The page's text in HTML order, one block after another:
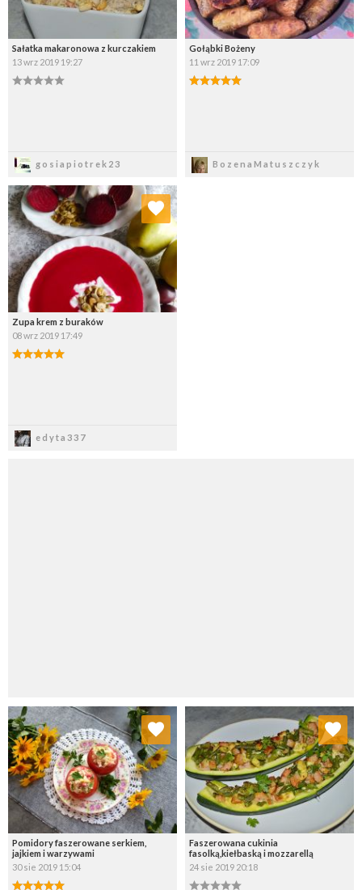
Sałatka makaronowa z kurczakiem
13 wrz 2019 19:27
gosiapiotrek23
Gołąbki Bożeny
11 wrz 2019 17:09
BozenaMatuszczyk
Zupa krem z buraków
08 wrz 2019 17:49
edyta337
Dodaj do ulubionych
Wybierz listę:
Pomidory faszerowane serkiem,
jajkiem i warzywami
30 sie 2019 15:04
Dodaj do ulubionych
Wybierz listę:
Faszerowana cukinia
fasolką,kiełbaską i mozzarellą
24 sie 2019 20:18
Dodaj do ulubionych
Wybierz listę: